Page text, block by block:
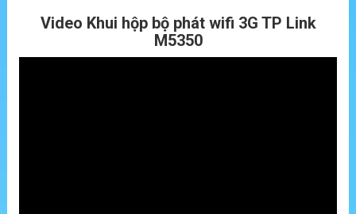
Video Khui hộp bộ phát wifi 3G TP Link
M5350